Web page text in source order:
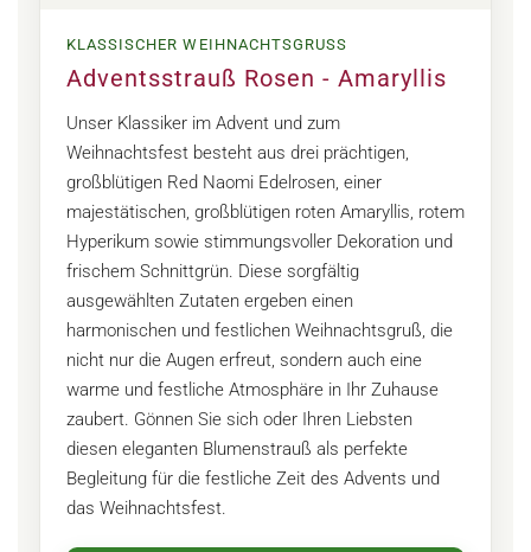
KLASSISCHER WEIHNACHTSGRUSS
Adventsstrauß Rosen - Amaryllis
Unser Klassiker im Advent und zum
Weihnachtsfest besteht aus drei prächtigen,
großblütigen Red Naomi Edelrosen, einer
majestätischen, großblütigen roten Amaryllis, rotem
Hyperikum sowie stimmungsvoller Dekoration und
frischem Schnittgrün. Diese sorgfältig
ausgewählten Zutaten ergeben einen
harmonischen und festlichen Weihnachtsgruß, die
nicht nur die Augen erfreut, sondern auch eine
warme und festliche Atmosphäre in Ihr Zuhause
zaubert. Gönnen Sie sich oder Ihren Liebsten
diesen eleganten Blumenstrauß als perfekte
Begleitung für die festliche Zeit des Advents und
das Weihnachtsfest.